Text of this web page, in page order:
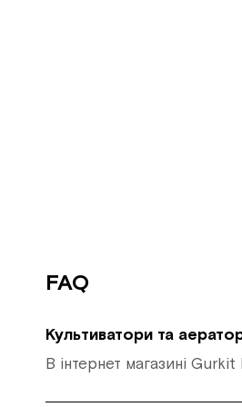
FAQ
Культиватори та
В інтернет магазині